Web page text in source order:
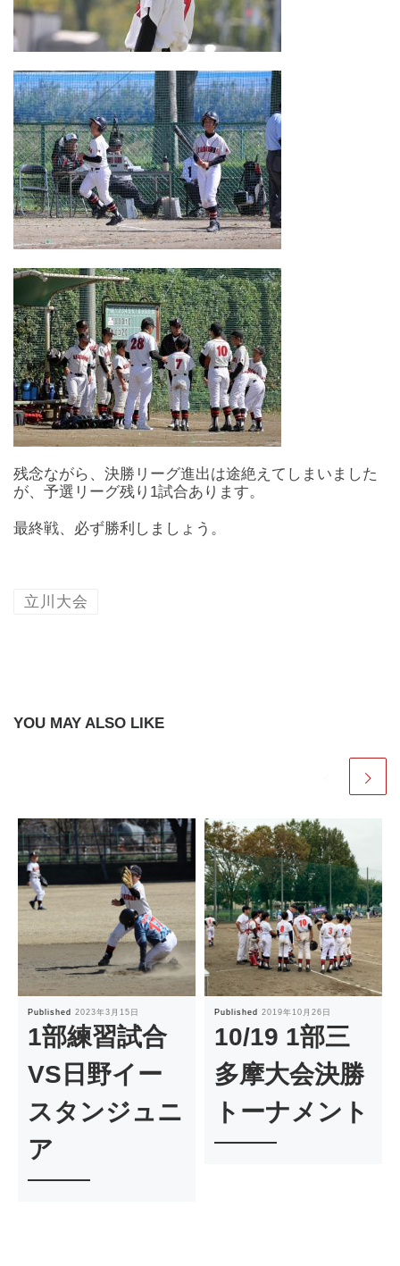
残念ながら、決勝リーグ進出は途絶えてしまいました
が、予選リーグ残り1試合あります。
最終戦、必ず勝利しましょう。
立川大会
YOU MAY ALSO LIKE
Published 2023年3月15日
1部練習試合
VS日野イー
スタンジュニ
ア
Published 2019年10月26日
10/19 1部三
多摩大会決勝
トーナメント